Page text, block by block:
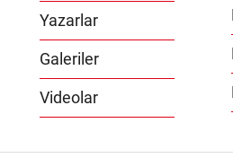
Yazarlar
Galeriler
Videolar